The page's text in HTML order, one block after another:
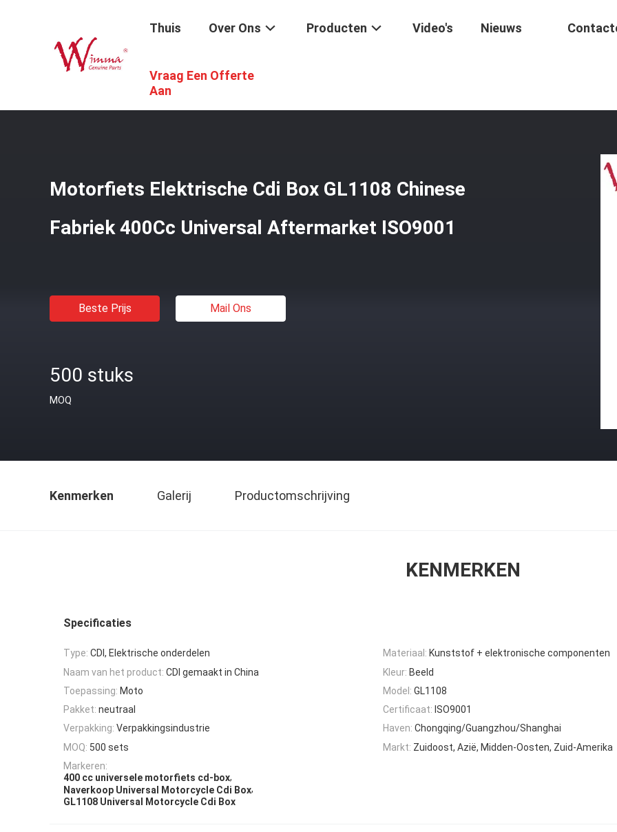
Thuis Over Ons Producten Video's Nieuws
Vraag Een Offerte
Aan
Thuis / Motorfiets Elektrodelen
Motorfiets Elektrische Cdi Box GL1108 Chinese
Fabriek 400Cc Universal Aftermarket ISO9001
Beste Prijs Mail Ons
500 stuks
MOQ
Kenmerken Galerij Productomschrijving
KENMERKEN
Specificaties
Type: CDI, Elektrische onderdelen Materiaal: Kunststof + elektronische componenten
Naam van het product: CDI gemaakt in China Kleur: Beeld
Toepassing: Moto Model: GL1108
Pakket: neutraal Certificaat: ISO9001
Verpakking: Verpakkingsindustrie Haven: Chongqing/Guangzhou/Shanghai
MOQ: 500 sets Markt: Zuidoost, Azië, Midden-Oosten, Zuid-Amerika
Markeren:
400 cc universele motorfiets cd-box,
Naverkoop Universal Motorcycle Cdi Box,
GL1108 Universal Motorcycle Cdi Box